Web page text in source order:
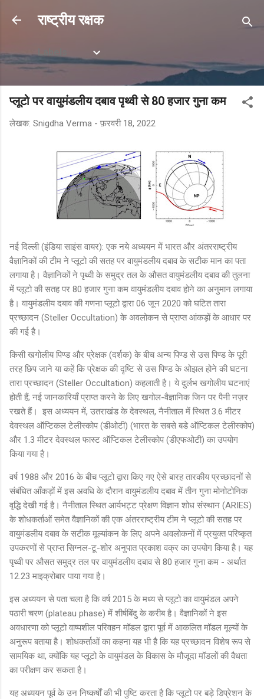
सीधे मुख्य सामग्री पर जाएं
राष्ट्रीय रक्षक
Labels
प्लूटो पर वायुमंडलीय दबाव पृथ्वी से 80 हजार गुना कम
लेखक: Snigdha Verma - फ़रवरी 18, 2022
नई दिल्ली (इंडिया साइंस वायर): एक नये अध्ययन में भारत और अंतरराष्ट्रीय
वैज्ञानिकों की टीम ने प्लूटो की सतह पर वायुमंडलीय दबाव के सटीक मान का पता
लगाया है। वैज्ञानिकों ने पृथ्वी के समुद्र तल के औसत वायुमंडलीय दबाव की तुलना
में प्लूटो की सतह पर 80 हजार गुना कम वायुमंडलीय दबाव होने का अनुमान लगाया
है। वायुमंडलीय दबाव की गणना प्लूटो द्वारा 06 जून 2020 को घटित तारा
प्रच्छादन (Steller Occultation) के अवलोकन से प्राप्त आंकड़ों के आधार पर
की गई है।
किसी खगोलीय पिण्ड और प्रेक्षक (दर्शक) के बीच अन्य पिण्ड से उस पिण्ड के पूरी
तरह छिप जाने या कहें कि प्रेक्षक की दृष्टि से उस पिण्ड के ओझल होने की घटना
तारा प्रच्छादन (Steller Occultation) कहलाती है। ये दुर्लभ खगोलीय घटनाएं
होती हैं; नई जानकारियाँ प्राप्त करने के लिए खगोल-वैज्ञानिक जिन पर पैनी नज़र
रखते हैं। इस अध्ययन में, उतराखंड के देवस्थल, नैनीताल में स्थित 3.6 मीटर
देवस्थल ऑप्टिकल टेलीस्कोप (डीओटी) (भारत के सबसे बडे ऑप्टिकल टेलीस्कोप)
और 1.3 मीटर देवस्थल फास्ट ऑप्टिकल टेलीस्कोप (डीएफओटी) का उपयोग
किया गया है।
वर्ष 1988 और 2016 के बीच प्लूटो द्वारा किए गए ऐसे बारह तारकीय प्रच्छादनों से
संबंधित आँकड़ों में इस अवधि के दौरान वायुमंडलीय दबाव में तीन गुना मोनोटोनिक
वृद्धि देखी गई है। नैनीताल स्थित आर्यभट्ट प्रेक्षण विज्ञान शोध संस्थान (ARIES)
के शोधकर्ताओं समेत वैज्ञानिकों की एक अंतरराष्ट्रीय टीम ने प्लूटो की सतह पर
वायुमंडलीय दबाव के सटीक मूल्यांकन के लिए अपने अवलोकनों में प्रयुक्त परिष्कृत
उपकरणों से प्राप्त सिग्नल-टू-शोर अनुपात प्रकाश वक्र का उपयोग किया है। यह
पृथ्वी पर औसत समुद्र तल पर वायुमंडलीय दबाव से 80 हजार गुना कम - अर्थात
12.23 माइक्रोबार पाया गया है।
इस अध्ययन से पता चला है कि वर्ष 2015 के मध्य से प्लूटो का वायुमंडल अपने
पठारी चरण (plateau phase) में शीर्षबिंदु के करीब है। वैज्ञानिकों ने इस
अवधारणा को प्लूटो वाष्पशील परिवहन मॉडल द्वारा पूर्व में आकलित मॉडल मूल्यों के
अनुरूप बताया है। शोधकर्ताओं का कहना यह भी है कि यह प्रच्छादन विशेष रूप से
सामयिक था, क्योंकि यह प्लूटो के वायुमंडल के विकास के मौजूदा मॉडलों की वैधता
का परीक्षण कर सकता है।
यह अध्ययन पूर्व के उन निष्कर्षों की भी पुष्टि करता है कि प्लूटो पर बड़े डिप्रेशन के